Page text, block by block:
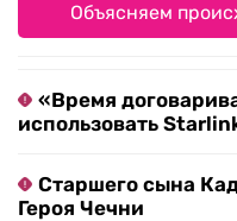
Объясняем
«Время
использовать
Старшего сына
Героя Чечни